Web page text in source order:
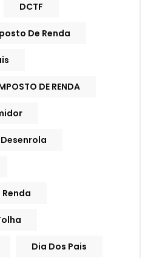
DCTF
De Renda
DE RENDA
Desenrola
Dia Dos Pais